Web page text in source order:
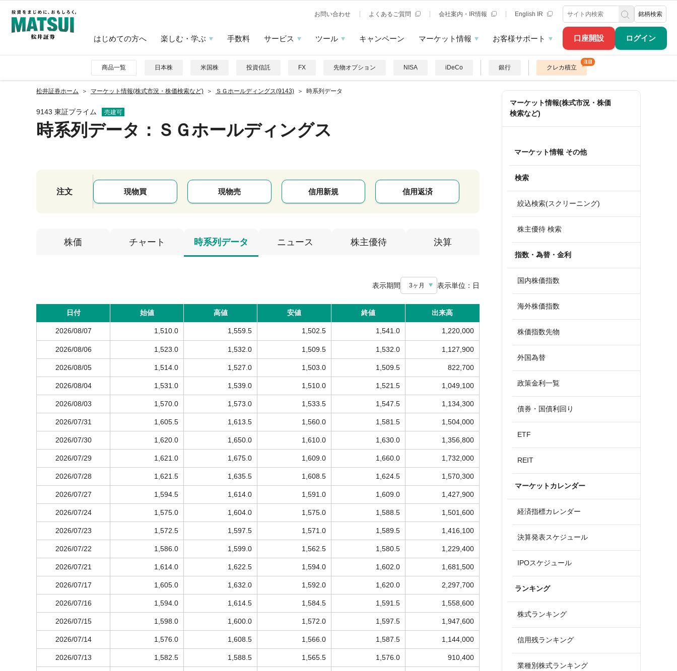
口座開設 ログイン
お問い合わせ よくあるご質問 会社案内・IR情報 English IR 銘柄検索
はじめての方へ 楽しむ・学ぶ 手数料 サービス ツール キャンペーン マーケット情報 お客様サポート
商品一覧 日本株 米国株 投資信託 FX 先物オプション NISA iDeCo 銀行 クレカ積立
松井証券ホーム マーケット情報(株式市況・株価検索など) ＳＧホールディングス(9143) 時系列データ
9143 東証プライム 売建可
時系列データ ：ＳＧホールディングス
注文 現物買 現物売 信用新規 信用返済
株価 チャート 時系列データ ニュース 株主優待 決算
表示期間 3ヶ月 表示単位： 日
日付 始値 高値 安値 終値 出来高
2026/08/07 1,510.0 1,559.5 1,502.5 1,541.0 1,220,000
2026/08/06 1,523.0 1,532.0 1,509.5 1,532.0 1,127,900
2026/08/05 1,514.0 1,527.0 1,503.0 1,509.5 822,700
2026/08/04 1,531.0 1,539.0 1,510.0 1,521.5 1,049,100
2026/08/03 1,570.0 1,573.0 1,533.5 1,547.5 1,134,300
2026/07/31 1,605.5 1,613.5 1,560.0 1,581.5 1,504,000
2026/07/30 1,620.0 1,650.0 1,610.0 1,630.0 1,356,800
2026/07/29 1,621.0 1,675.0 1,609.0 1,660.0 1,732,000
2026/07/28 1,621.5 1,635.5 1,608.5 1,624.5 1,570,300
2026/07/27 1,594.5 1,614.0 1,591.0 1,609.0 1,427,900
2026/07/24 1,575.0 1,604.0 1,575.0 1,588.5 1,501,600
2026/07/23 1,572.5 1,597.5 1,571.0 1,589.5 1,416,100
2026/07/22 1,586.0 1,599.0 1,562.5 1,580.5 1,229,400
2026/07/21 1,614.0 1,622.5 1,594.0 1,602.0 1,681,500
2026/07/17 1,605.0 1,632.0 1,592.0 1,620.0 2,297,700
2026/07/16 1,594.0 1,614.5 1,584.5 1,591.5 1,558,600
2026/07/15 1,598.0 1,600.0 1,572.0 1,597.5 1,947,600
2026/07/14 1,576.0 1,608.5 1,566.0 1,587.5 1,144,000
2026/07/13 1,582.5 1,588.5 1,565.5 1,576.0 910,400
マーケット情報(株式市況・株価
検索など)
マーケット情報 その他
検索
絞込検索(スクリーニング)
株主優待 検索
指数・為替・金利
国内株価指数
海外株価指数
株価指数先物
外国為替
政策金利一覧
債券・国債利回り
ETF
REIT
マーケットカレンダー
経済指標カレンダー
決算発表スケジュール
IPOスケジュール
ランキング
株式ランキング
信用残ランキング
業種別株式ランキング